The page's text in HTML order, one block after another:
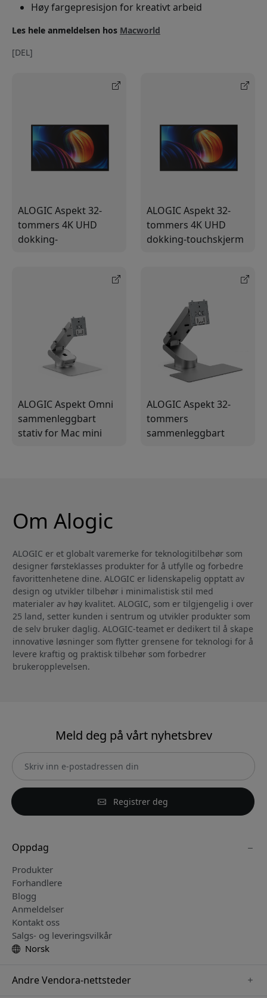
Høy fargepresisjon for kreativt arbeid
Les hele anmeldelsen hos Macworld
[DEL]
ALOGIC Aspekt 32-
tommers 4K UHD
dokking-
ALOGIC Aspekt 32-
tommers 4K UHD
dokking-touchskjerm
ALOGIC Aspekt Omni
sammenleggbart
stativ for Mac mini
ALOGIC Aspekt 32-
tommers
sammenleggbart
Om Alogic
ALOGIC er et globalt varemerke for teknologitilbehør som
designer førsteklasses produkter for å utfylle og forbedre
favorittenhetene dine. ALOGIC er lidenskapelig opptatt av
design og utvikler tilbehør i minimalistisk stil med
materialer av høy kvalitet. ALOGIC, som er tilgjengelig i over
25 land, setter kunden i sentrum og utvikler produkter som
de selv bruker daglig. ALOGIC-teamet er dedikert til å skape
innovative løsninger som flytter grensene for teknologi for å
levere kraftig og praktisk tilbehør som forbedrer
brukeropplevelsen.
Meld deg på vårt nyhetsbrev
Registrer deg
Oppdag
Produkter
Forhandlere
Blogg
Anmeldelser
Kontakt oss
Salgs- og leveringsvilkår
Norsk
Andre Vendora-nettsteder